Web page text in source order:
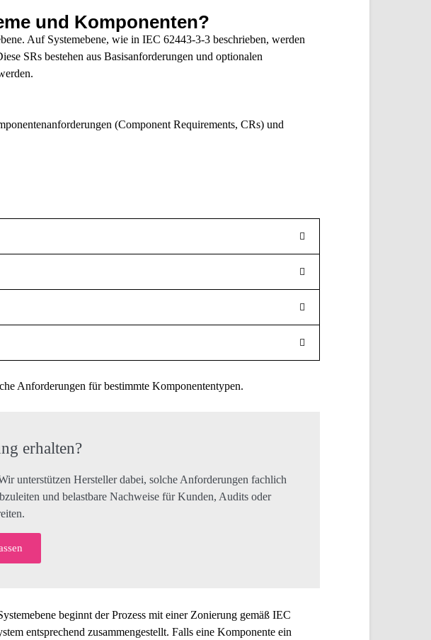
und Komponenten?
Auf Systemebene, wie in IEC 62443-3-3 beschrieben, werden
SRs bestehen aus Basisanforderungen und optionalen
(Component Requirements, CRs) und
Anforderungen für bestimmte Komponententypen.
erhalten?
unterstützen Hersteller dabei, solche Anforderungen fachlich
und belastbare Nachweise für Kunden, Audits oder
beginnt der Prozess mit einer Zonierung gemäß IEC
entsprechend zusammengestellt. Falls eine Komponente ein